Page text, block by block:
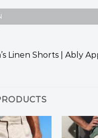
Linen Shorts | Ably